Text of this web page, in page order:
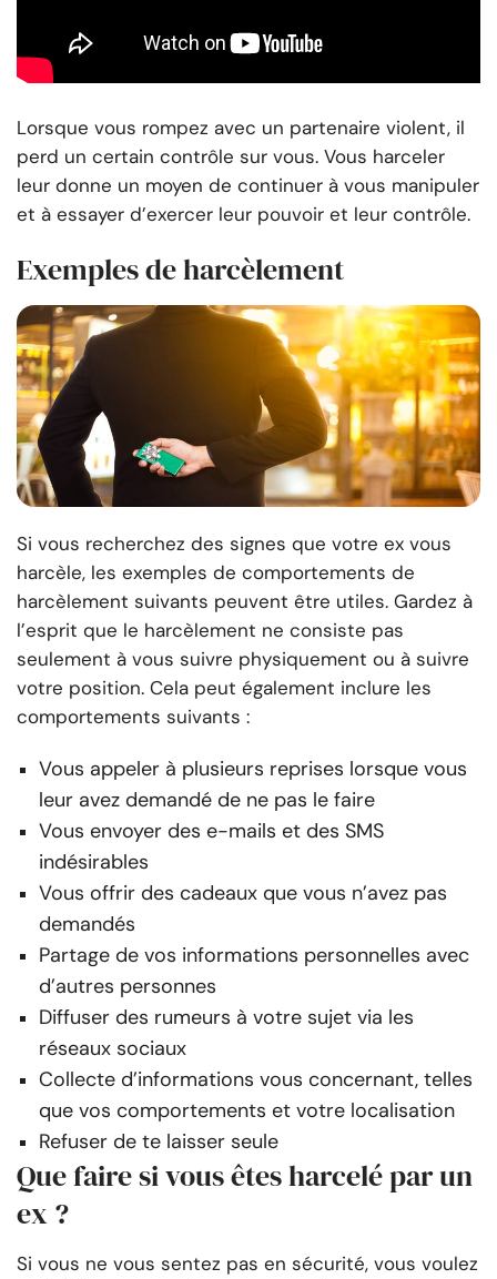
Lorsque vous rompez avec un partenaire violent, il
perd un certain contrôle sur vous. Vous harceler
leur donne un moyen de continuer à vous manipuler
et à essayer d’exercer leur pouvoir et leur contrôle.
Exemples de harcèlement
Si vous recherchez des signes que votre ex vous
harcèle, les exemples de comportements de
harcèlement suivants peuvent être utiles. Gardez à
l’esprit que le harcèlement ne consiste pas
seulement à vous suivre physiquement ou à suivre
votre position. Cela peut également inclure les
comportements suivants :
Vous appeler à plusieurs reprises lorsque vous
leur avez demandé de ne pas le faire
Vous envoyer des e-mails et des SMS
indésirables
Vous offrir des cadeaux que vous n’avez pas
demandés
Partage de vos informations personnelles avec
d’autres personnes
Diffuser des rumeurs à votre sujet via les
réseaux sociaux
Collecte d’informations vous concernant, telles
que vos comportements et votre localisation
Refuser de te laisser seule
Que faire si vous êtes harcelé par un
ex ?
Si vous ne vous sentez pas en sécurité, vous voulez